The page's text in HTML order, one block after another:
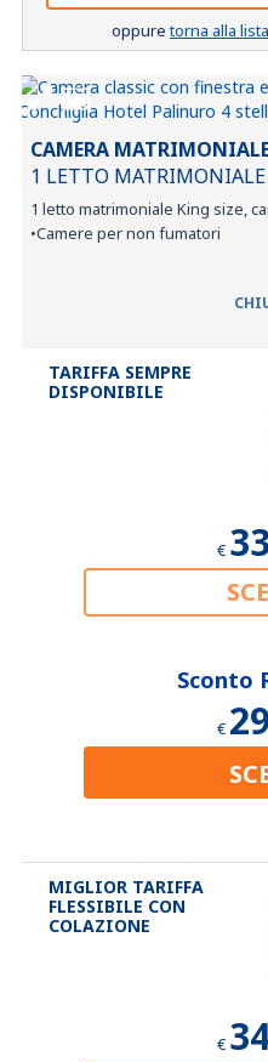
oppuretorna alla
CAMERA
1 LETTO MATRIMONIALE
1 letto matrimoniale King size,
•Camere per non fumatori
TARIFFA SEMPRE
DISPONIBILE
€
Sconto
€
MIGLIOR TARIFFA
FLESSIBILE CON
COLAZIONE
€